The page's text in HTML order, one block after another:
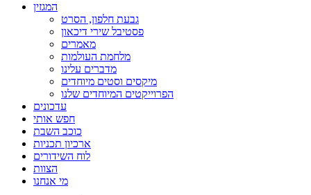
המגזין
גבעת חלפון, הסרט
פסטיבל שירי דיכאון
מאמרים
מלחמת העולמות
מדברים עלינו
מיקסים וסטים מיוחדים
הפרוייקטים המיוחדים שלנו
עדכונים
חפש אותי
כוכב השבת
ארכיון תכניות
לוח השידורים
הצוות
מי אנחנו